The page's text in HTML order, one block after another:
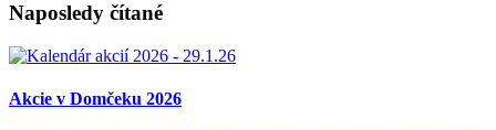
Naposledy čítané
Akcie v Domčeku 2026